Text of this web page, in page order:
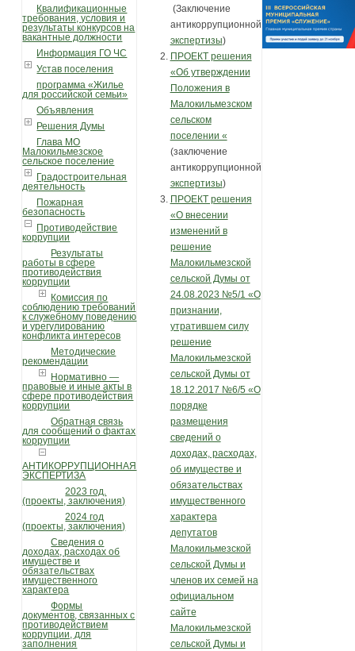
Квалификационные
требования, условия и
результаты конкурсов на
вакантные должности
Информация ГО ЧС
Устав поселения
программа «Жилье
для российской семьи»
Объявления
Решения Думы
Глава МО
Малокильмезское
сельское поселение
Градостроительная
деятельность
Пожарная
безопасность
Противодействие
коррупции
Результаты
работы в сфере
противодействия
коррупции
Комиссия по
соблюдению требований
к служебному поведению
и урегулированию
конфликта интересов
Методические
рекомендации
Нормативно —
правовые и иные акты в
сфере противодействия
коррупции
Обратная связь
для сообщений о фактах
коррупции
АНТИКОРРУПЦИОННАЯ
ЭКСПЕРТИЗА
2023 год.
(проекты, заключения)
2024 год
(проекты, заключения)
Сведения о
доходах, расходах об
имуществе и
обязательствах
имущественного
характера
Формы
документов, связанных с
противодействием
коррупции, для
заполнения
(Заключение
антикоррупционной
экспертизы)
ПРОЕКТ решения
«Об утверждении
Положения в
Малокильмезском
сельском
поселении «
(заключение
антикоррупционной
экспертизы)
ПРОЕКТ решения
«О внесении
изменений в
решение
Малокильмезской
сельской Думы от
24.08.2023 №5/1 «О
признании,
утратившем силу
решение
Малокильмезской
сельской Думы от
18.12.2017 №6/5 «О
порядке
размещения
сведений о
доходах, расходах,
об имуществе и
обязательствах
имущественного
характера
депутатов
Малокильмезской
сельской Думы и
членов их семей на
официальном
сайте
Малокильмезской
сельской Думы и